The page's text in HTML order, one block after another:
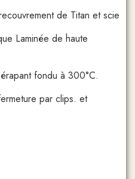
de Titan et scie
Laminée de haute
fondu à 300°C.
par clips. et